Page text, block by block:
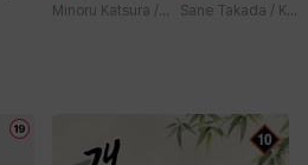
운
억상실 악역 영애
Minoru Katsura / Mizune료 마법에 걸린 척
Sane Takada /